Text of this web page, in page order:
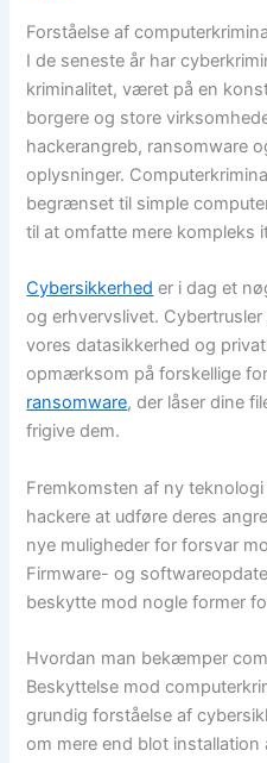
Forståelse af
I de seneste år har
kriminalitet, været på en
borgere og store
hackerangreb, ransomware
oplysninger.
begrænset til simple
til at omfatte mere kompleks
Cybersikkerhed er i dag et
og erhvervslivet.
vores datasikkerhed og
opmærksom på forskellige
ransomware, der låser dine
frigive dem.
Fremkomsten af ​​ny
hackere at udføre deres
nye muligheder for forsvar
Firmware- og
beskytte mod nogle former
Hvordan man bekæmper
Beskyttelse mod
grundig forståelse af
om mere end blot